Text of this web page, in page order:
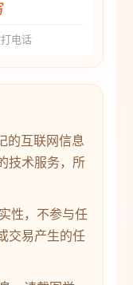
电话
的互联网信息
技术服务，所
性，不参与任
交易产生的任